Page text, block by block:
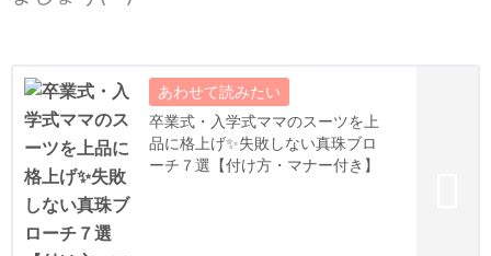
卒業式・入学式ママのスーツを上
品に格上げ✨失敗しない真珠ブロ
ーチ７選【付け方・マナー付き】